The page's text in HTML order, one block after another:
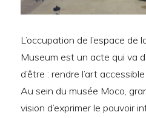
L’occupation de l’espace
Museum est un acte qui va
d’être : rendre l’art
Au sein du musée Moco,
vision d’exprimer le pouvoir